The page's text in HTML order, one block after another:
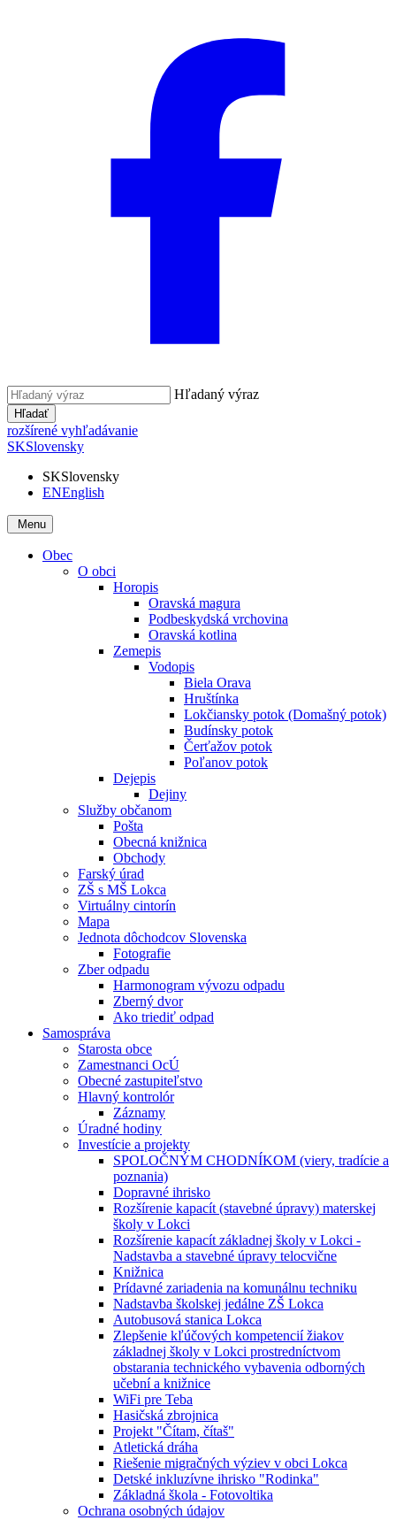
Hľadaný výraz
Hľadať
rozšírené vyhľadávanie
SKSlovensky
SKSlovensky
ENEnglish
Menu
Obec
O obci
Horopis
Oravská magura
Podbeskydská vrchovina
Oravská kotlina
Zemepis
Vodopis
Biela Orava
Hruštínka
Lokčiansky potok (Domašný potok)
Budínsky potok
Čerťažov potok
Poľanov potok
Dejepis
Dejiny
Služby občanom
Pošta
Obecná knižnica
Obchody
Farský úrad
ZŠ s MŠ Lokca
Virtuálny cintorín
Mapa
Jednota dôchodcov Slovenska
Fotografie
Zber odpadu
Harmonogram vývozu odpadu
Zberný dvor
Ako triediť odpad
Samospráva
Starosta obce
Zamestnanci OcÚ
Obecné zastupiteľstvo
Hlavný kontrolór
Záznamy
Úradné hodiny
Investície a projekty
SPOLOČNÝM CHODNÍKOM (viery, tradície a
poznania)
Dopravné ihrisko
Rozšírenie kapacít (stavebné úpravy) materskej
školy v Lokci
Rozšírenie kapacít základnej školy v Lokci -
Nadstavba a stavebné úpravy telocvične
Knižnica
Prídavné zariadenia na komunálnu techniku
Nadstavba školskej jedálne ZŠ Lokca
Autobusová stanica Lokca
Zlepšenie kľúčových kompetencií žiakov
základnej školy v Lokci prostredníctvom
obstarania technického vybavenia odborných
učební a knižnice
WiFi pre Teba
Hasičská zbrojnica
Projekt "Čítam, čítaš"
Atletická dráha
Riešenie migračných výziev v obci Lokca
Detské inkluzívne ihrisko "Rodinka"
Základná škola - Fotovoltika
Ochrana osobných údajov